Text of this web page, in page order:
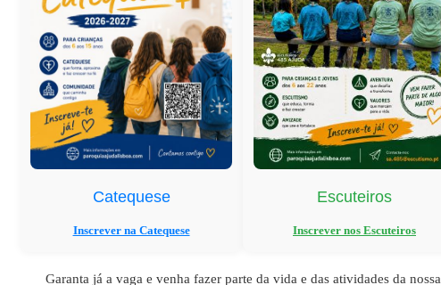
Quick links
Calendário Paroquial
Catequese
Inscrever na Catequese
Escuteiros
Inscrever nos Escuteiros
Garanta já a vaga e venha fazer parte da vida e das atividades da nossa